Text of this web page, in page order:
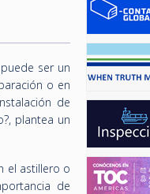
ser un
o en
de
plantea un
el astillero o
de